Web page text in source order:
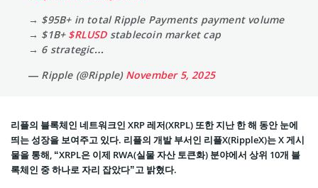
→ $95B+ in total Ripple Payments payment volume
→ $1B+ $RLUSDstablecoin market cap
→ 6 strategic…
— Ripple (@Ripple) November 5, 2025
리플의 블록체인 네트워크인 XRP 레저(XRPL) 또한 지난 한 해 동안 눈에
띄는 성장을 보여주고 있다. 리플의 개발 부서인 리플X(RippleX)는 X 게시
물을 통해, “XRPL은 이제 RWA(실물 자산 토큰화) 분야에서 상위 10개 블
록체인 중 하나로 자리 잡았다”고 밝혔다.